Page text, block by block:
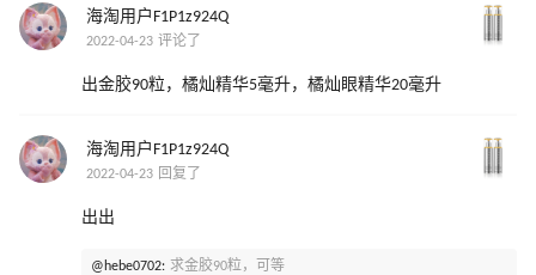
海淘用户F1P1z924Q
2022-04-23 评论了
出金胶90粒，橘灿精华5毫升，橘灿眼精华20毫升
海淘用户F1P1z924Q
2022-04-23 回复了
出出
@hebe0702: 求金胶90粒，可等